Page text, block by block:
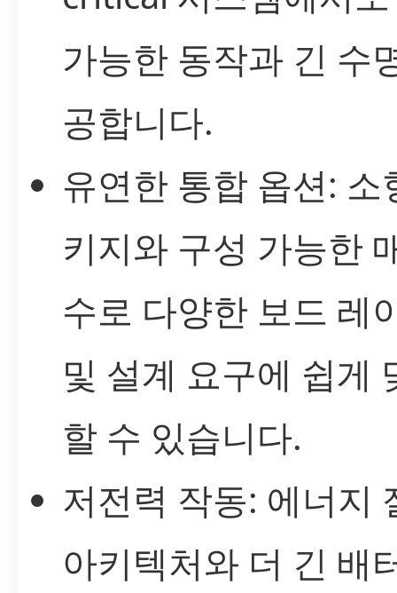
가능한 동작과 긴 수
공합니다.
유연한 통합 옵션: 소
키지와 구성 가능한
수로 다양한 보드 레
및 설계 요구에 쉽게
할 수 있습니다.
저전력 작동: 에너지
아키텍처와 더 긴 배